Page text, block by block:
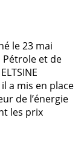
le 23 mai
Pétrole et de
a mis en place
de l’énergie
les prix